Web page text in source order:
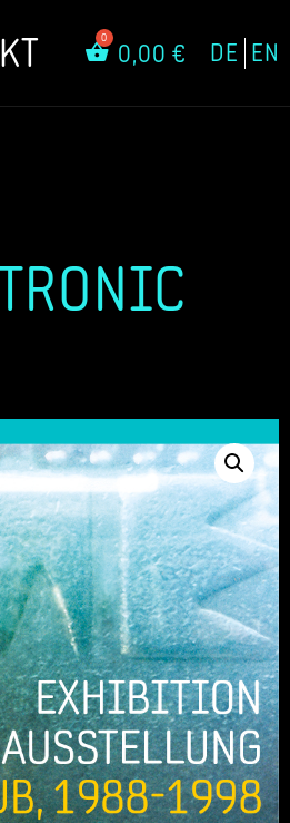
0,00 € DE EN